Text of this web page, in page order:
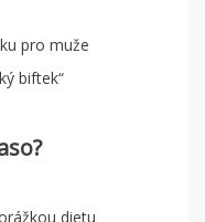
pro muže
biftek“
dietu